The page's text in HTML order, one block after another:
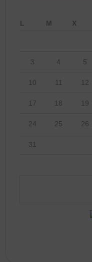
L
M X
3 4 5
10 11 12
17 18 19
24 25 26
31